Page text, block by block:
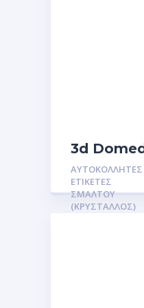
3d
reflective
3D
ΑΥΤΟΚΌΛΛΗΤΕΣ
ΕΤΙΚΈΤΕΣ
ΣΜΆΛΤΟΥ
(ΚΡΥΣΤΑΛΛΟΣ)